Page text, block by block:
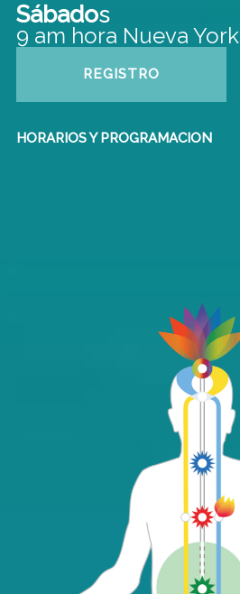
Sábados
9 am hora Nueva York
REGISTRO
HORARIOS Y PROGRAMACION